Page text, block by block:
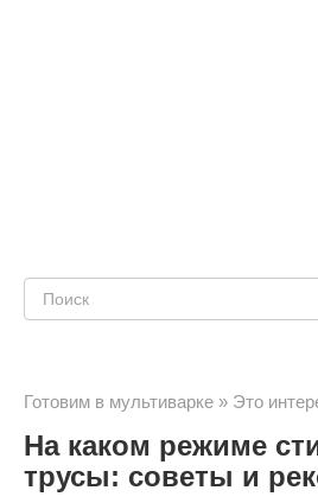
Поиск:
Готовим в мультиварке » Это
На каком режиме
трусы: советы и